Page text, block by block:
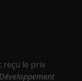
reçu le prix
Développement